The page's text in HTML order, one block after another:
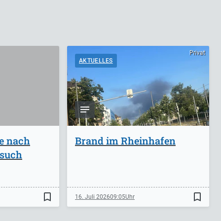
nach
bookmark_border
Privat
AKTUELLES
Brand im Rheinhafen
16. Juli 202609:05 bookmark_border